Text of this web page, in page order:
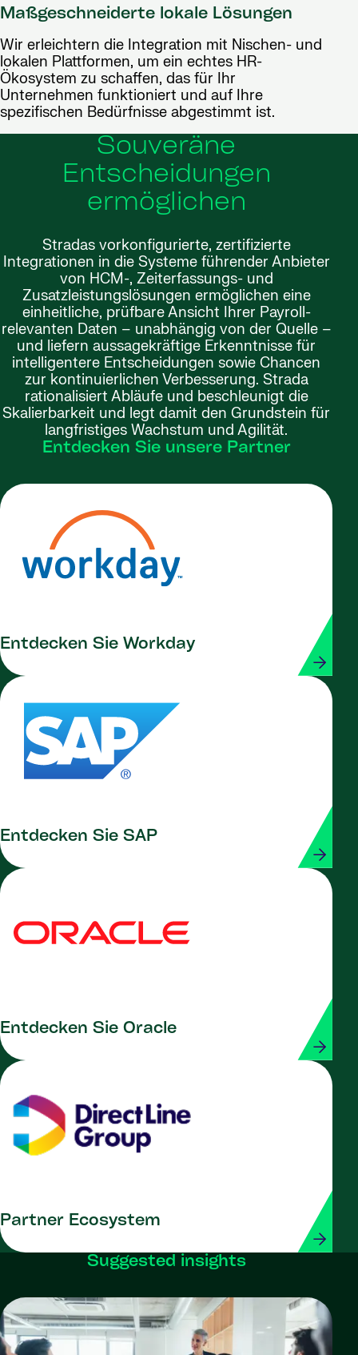
Maßgeschneiderte lokale Lösungen
Wir erleichtern die Integration mit Nischen- und
lokalen Plattformen, um ein echtes HR-
Ökosystem zu schaffen, das für Ihr
Unternehmen funktioniert und auf Ihre
spezifischen Bedürfnisse abgestimmt ist.
Souveräne
Entscheidungen
ermöglichen
Stradas vorkonfigurierte, zertifizierte
Integrationen in die Systeme führender Anbieter
von HCM-, Zeiterfassungs- und
Zusatzleistungslösungen ermöglichen eine
einheitliche, prüfbare Ansicht Ihrer Payroll-
relevanten Daten – unabhängig von der Quelle –
und liefern aussagekräftige Erkenntnisse für
intelligentere Entscheidungen sowie Chancen
zur kontinuierlichen Verbesserung. Strada
rationalisiert Abläufe und beschleunigt die
Skalierbarkeit und legt damit den Grundstein für
langfristiges Wachstum und Agilität.
Entdecken Sie unsere Partner
Entdecken Sie Workday
Entdecken Sie SAP
Entdecken Sie Oracle
Partner Ecosystem
Suggested insights